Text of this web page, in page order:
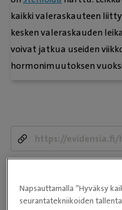
kaikki valeraskauteen
kesken valeraskauden
voivat jatkua useiden
hormonimuutoksen
Hormonit
Napsauttamalla ”Hyväksy
seurantatekniikoiden